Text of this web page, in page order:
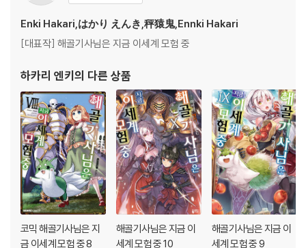
Enki Hakari,はかり えんき,秤猿鬼,Ennki Hakari
[대표작] 해골기사님은 지금 이세계 모험 중
하카리 엔키 의 다른 상품
코믹 해골기사님은 지
금 이세계 모험 중 8
해골기사님은 지금 이
세계 모험 중 10
해골기사님은 지금 이
세계 모험 중 9